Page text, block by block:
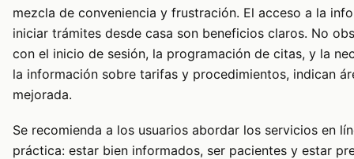
mezcla de conveniencia y frustración. El acceso a la
iniciar trámites desde casa son beneficios claros. No
con el inicio de sesión, la programación de citas, y la
la información sobre tarifas y procedimientos, indican
mejorada.
Se recomienda a los usuarios abordar los servicios en
práctica: estar bien informados, ser pacientes y estar